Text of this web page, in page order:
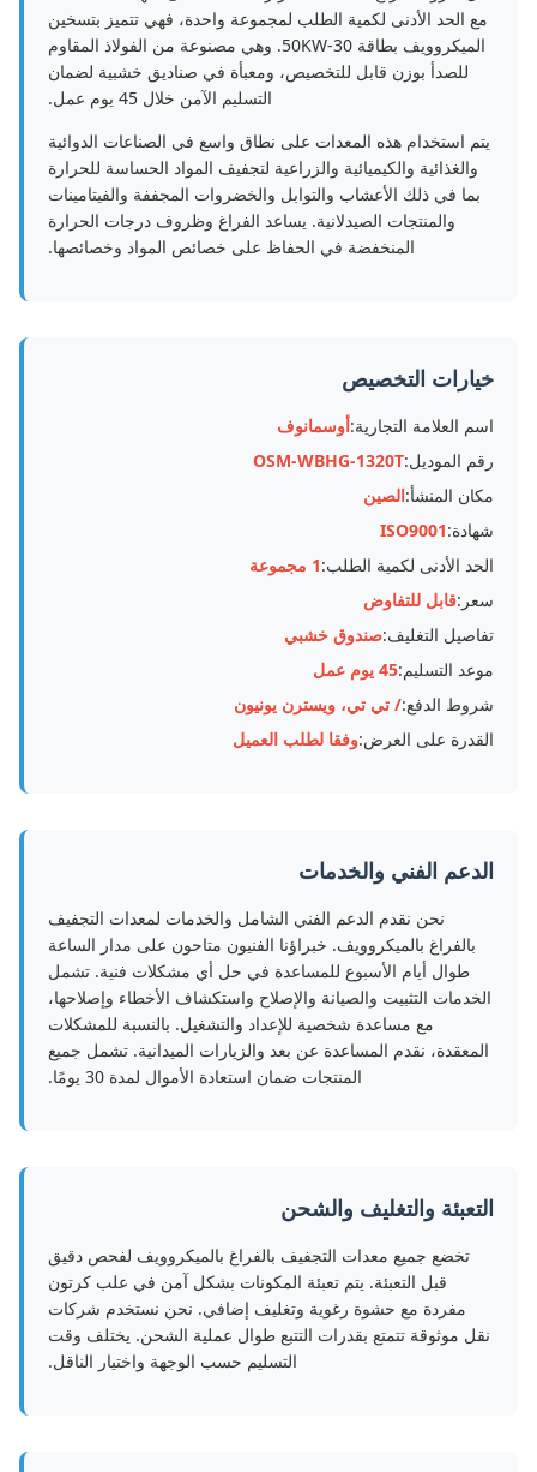
مع الحد الأدنى لكمية الطلب لمجموعة واحدة، فهي تتميز بتسخين
الميكروويف بطاقة 30-50KW. وهي مصنوعة من الفولاذ المقاوم
للصدأ بوزن قابل للتخصيص، ومعبأة في صناديق خشبية لضمان
التسليم الآمن خلال 45 يوم عمل.
يتم استخدام هذه المعدات على نطاق واسع في الصناعات الدوائية
والغذائية والكيميائية والزراعية لتجفيف المواد الحساسة للحرارة
بما في ذلك الأعشاب والتوابل والخضروات المجففة والفيتامينات
والمنتجات الصيدلانية. يساعد الفراغ وظروف درجات الحرارة
المنخفضة في الحفاظ على خصائص المواد وخصائصها.
خيارات التخصيص
اسم العلامة التجارية:أوسمانوف
رقم الموديل:OSM-WBHG-1320T
مكان المنشأ:الصين
شهادة:ISO9001
الحد الأدنى لكمية الطلب:1 مجموعة
سعر:قابل للتفاوض
تفاصيل التغليف:صندوق خشبي
موعد التسليم:45 يوم عمل
شروط الدفع:/ تي تي، ويسترن يونيون
القدرة على العرض:وفقا لطلب العميل
الدعم الفني والخدمات
نحن نقدم الدعم الفني الشامل والخدمات لمعدات التجفيف
بالفراغ بالميكروويف. خبراؤنا الفنيون متاحون على مدار الساعة
طوال أيام الأسبوع للمساعدة في حل أي مشكلات فنية. تشمل
الخدمات التثبيت والصيانة والإصلاح واستكشاف الأخطاء وإصلاحها،
مع مساعدة شخصية للإعداد والتشغيل. بالنسبة للمشكلات
المعقدة، نقدم المساعدة عن بعد والزيارات الميدانية. تشمل جميع
المنتجات ضمان استعادة الأموال لمدة 30 يومًا.
التعبئة والتغليف والشحن
تخضع جميع معدات التجفيف بالفراغ بالميكروويف لفحص دقيق
قبل التعبئة. يتم تعبئة المكونات بشكل آمن في علب كرتون
مفردة مع حشوة رغوية وتغليف إضافي. نحن نستخدم شركات
نقل موثوقة تتمتع بقدرات التتبع طوال عملية الشحن. يختلف وقت
التسليم حسب الوجهة واختيار الناقل.